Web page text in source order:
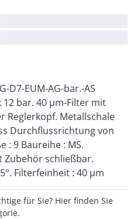
D7-EUM-AG-bar.-AS
bar. 40 µm-Filter mit
Reglerkopf. Metallschale
Durchflussrichtung von
: 9 Baureihe : MS.
Zubehör schließbar.
Filterfeinheit : 40 µm
für Sie? Hier finden Sie